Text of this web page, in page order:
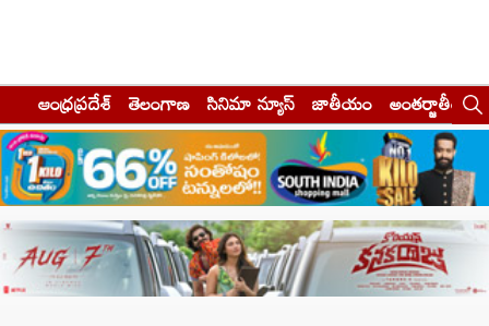
ఆంధ్రప్రదేశ్ తెలంగాణ సినిమా న్యూస్ జాతీయం అంతర్జాతీయం